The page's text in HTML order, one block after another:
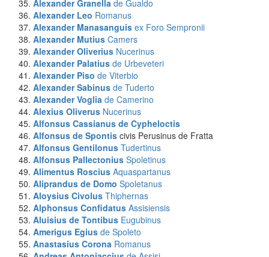
Alexander Granella de Gualdo
Alexander Leo Romanus
Alexander Manasanguis ex Foro Sempronii
Alexander Mutius Camers
Alexander Oliverius Nucerinus
Alexander Palatius de Urbeveteri
Alexander Piso de Viterbio
Alexander Sabinus de Tuderto
Alexander Voglia de Camerino
Alexius Oliverus Nucerinus
Alfonsus Cassianus de Cypheloctis
Alfonsus de Spontis civis Perusinus de Fratta
Alfonsus Gentilonus Tudertinus
Alfonsus Pallectonius Spoletinus
Alimentus Roscius Aquaspartanus
Aliprandus de Domo Spoletanus
Aloysius Civolus Thiphernas
Alphonsus Confidatus Assisiensis
Aluisius de Tontibus Eugubinus
Amerigus Egius de Spoleto
Anastasius Corona Romanus